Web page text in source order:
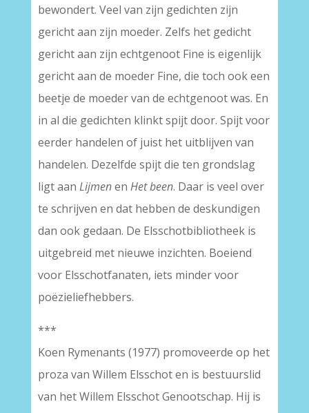
bewondert. Veel van zijn gedichten zijn
gericht aan zijn moeder. Zelfs het gedicht
gericht aan zijn echtgenoot Fine is eigenlijk
gericht aan de moeder Fine, die toch ook een
beetje de moeder van de echtgenoot was. En
in al die gedichten klinkt spijt door. Spijt voor
eerder handelen of juist het uitblijven van
handelen. Dezelfde spijt die ten grondslag
ligt aan Lijmenen Het been. Daar is veel over
te schrijven en dat hebben de deskundigen
dan ook gedaan. De Elsschotbibliotheek is
uitgebreid met nieuwe inzichten. Boeiend
voor Elsschotfanaten, iets minder voor
poëzieliefhebbers.
***
Koen Rymenants (1977) promoveerde op het
proza van Willem Elsschot en is bestuurslid
van het Willem Elsschot Genootschap. Hij is